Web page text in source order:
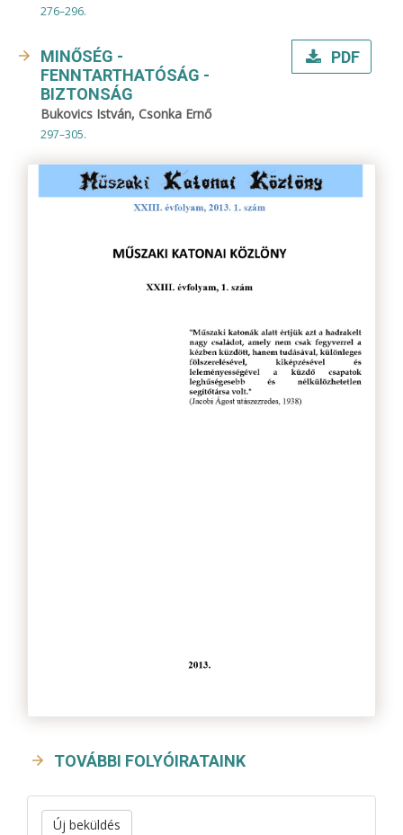
276–296.
MINŐSÉG -
FENNTARTHATÓSÁG -
BIZTONSÁG
Bukovics István, Csonka Ernő
297–305.
PDF
TOVÁBBI FOLYÓIRATAINK
Új beküldés